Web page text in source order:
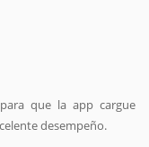
que la app cargue
desempeño.